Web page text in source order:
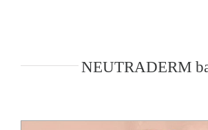
NEUTRADERM